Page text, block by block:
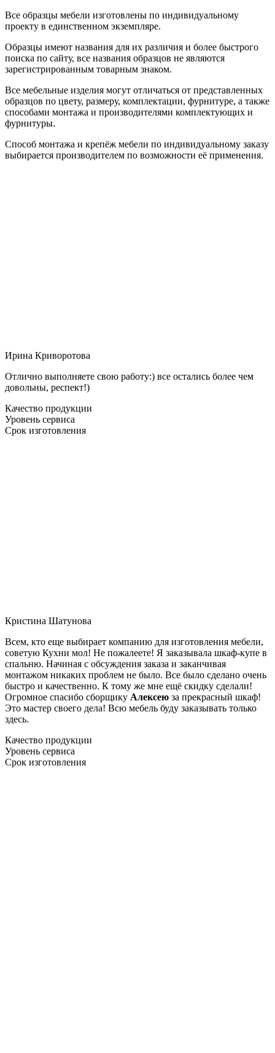
Все образцы мебели изготовлены по индивидуальному
проекту в единственном экземпляре.
Образцы имеют названия для их различия и более быстрого
поиска по сайту, все названия образцов не являются
зарегистрированным товарным знаком.
Все мебельные изделия могут отличаться от представленных
образцов по цвету, размеру, комплектации, фурнитуре, а также
способами монтажа и производителями комплектующих и
фурнитуры.
Способ монтажа и крепёж мебели по индивидуальному заказу
выбирается производителем по возможности её применения.
Ирина Криворотова
Отлично выполняете свою работу:) все остались более чем
довольны, респект!)
Качество продукции
Уровень сервиса
Срок изготовления
Кристина Шатунова
Всем, кто еще выбирает компанию для изготовления мебели,
советую Кухни мол! Не пожалеете! Я заказывала шкаф-купе в
спальню. Начиная с обсуждения заказа и заканчивая
монтажом никаких проблем не было. Все было сделано очень
быстро и качественно. К тому же мне ещё скидку сделали!
Огромное спасибо сборщику Алексею за прекрасный шкаф!
Это мастер своего дела! Всю мебель буду заказывать только
здесь.
Качество продукции
Уровень сервиса
Срок изготовления